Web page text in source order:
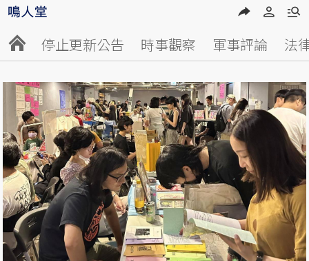
停止更新公告 時事觀察 軍事評論 法